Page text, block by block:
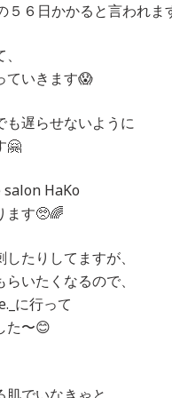
５６日かかると言われま
ていきます😱
も遅らせないように
🤗
salon HaKo
ます🥺🌈
たりしてますが、
いたくなるので、
に行って
た〜😊